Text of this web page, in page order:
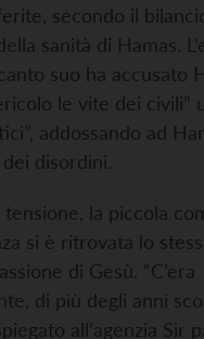
secondo il
sanità di Hamas.
suo ha accusato
le vite dei civili”
addossando ad
disordini.
la piccola
si è ritrovata lo
di Gesù. “C’era
di più degli anni
all’agenzia Sir